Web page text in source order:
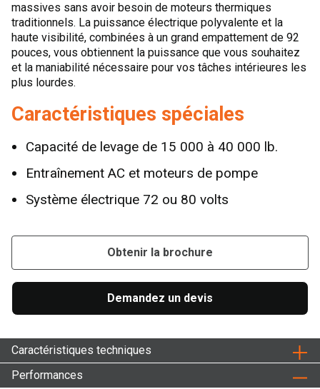
massives sans avoir besoin de moteurs thermiques
traditionnels. La puissance électrique polyvalente et la
haute visibilité, combinées à un grand empattement de 92
pouces, vous obtiennent la puissance que vous souhaitez
et la maniabilité nécessaire pour vos tâches intérieures les
plus lourdes.
Caractéristiques spéciales
Capacité de levage de 15 000 à 40 000 lb.
Entraînement AC et moteurs de pompe
Système électrique 72 ou 80 volts
Obtenir la brochure
Demandez un devis
Caractéristiques techniques
Performances